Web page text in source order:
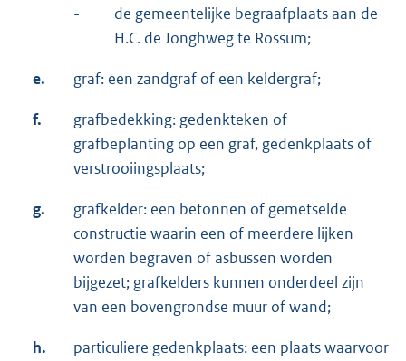
-
de gemeentelijke begraafplaats aan de
H.C. de Jonghweg te Rossum;
e. graf: een zandgraf of een keldergraf;
f.
grafbedekking: gedenkteken of
grafbeplanting op een graf, gedenkplaats of
verstrooiingsplaats;
g.
grafkelder: een betonnen of gemetselde
constructie waarin een of meerdere lijken
worden begraven of asbussen worden
bijgezet; grafkelders kunnen onderdeel zijn
van een bovengrondse muur of wand;
h.
particuliere gedenkplaats: een plaats waarvoor